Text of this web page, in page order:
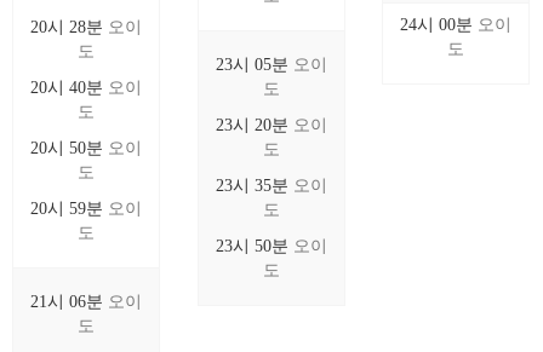
20시 28분 오이
도
20시 40분 오이
도
20시 50분 오이
도
20시 59분 오이
도
21시 06분 오이
도
23시 05분 오이
도
23시 20분 오이
도
23시 35분 오이
도
23시 50분 오이
도
24시 00분 오이
도